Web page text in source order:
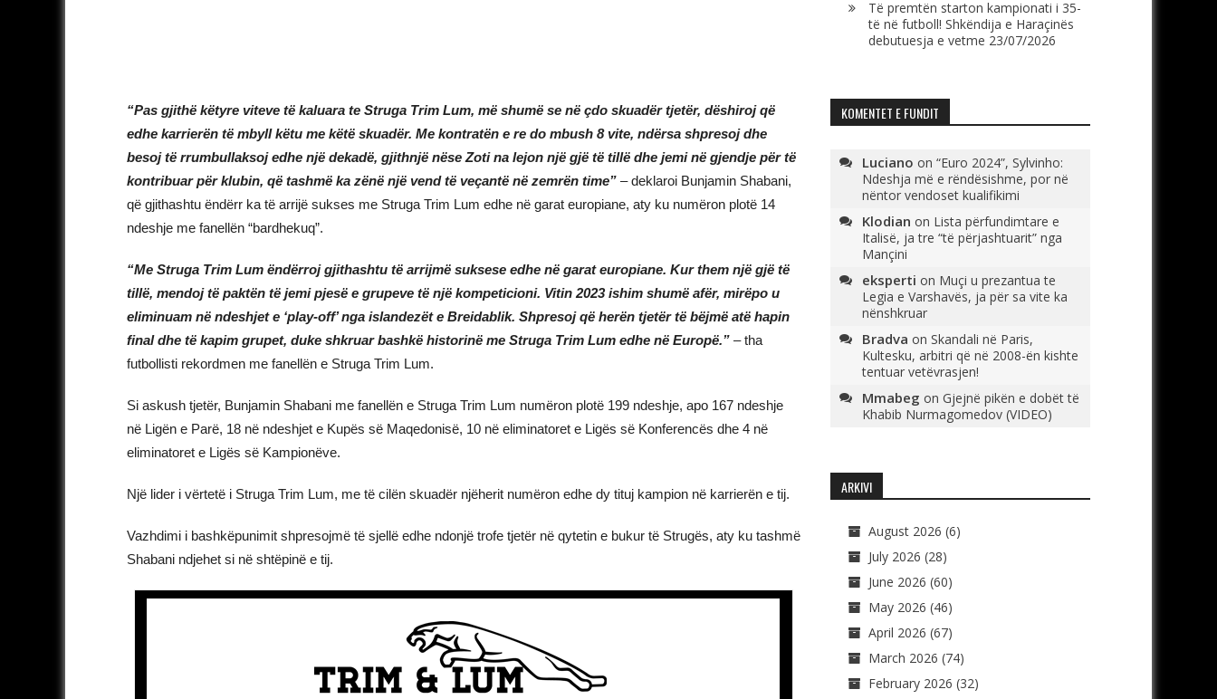
“Pas gjithë këtyre viteve të kaluara te Struga Trim Lum, më shumë se në çdo skuadër tjetër, dëshiroj që
edhe karrierën të mbyll këtu me këtë skuadër. Me kontratën e re do mbush 8 vite, ndërsa shpresoj dhe
besoj të rrumbullaksoj edhe një dekadë, gjithnjë nëse Zoti na lejon një gjë të tillë dhe jemi në gjendje për të
kontribuar për klubin, që tashmë ka zënë një vend të veçantë në zemrën time” – deklaroi Bunjamin Shabani,
që gjithashtu ëndërr ka të arrijë sukses me Struga Trim Lum edhe në garat europiane, aty ku numëron plotë 14
ndeshje me fanellën “bardhekuq”.
“Me Struga Trim Lum ëndërroj gjithashtu të arrijmë suksese edhe në garat europiane. Kur them një gjë të
tillë, mendoj të paktën të jemi pjesë e grupeve të një kompeticioni. Vitin 2023 ishim shumë afër, mirëpo u
eliminuam në ndeshjet e ‘play-off’ nga islandezët e Breidablik. Shpresoj që herën tjetër të bëjmë atë hapin
final dhe të kapim grupet, duke shkruar bashkë historinë me Struga Trim Lum edhe në Europë.” – tha
futbollisti rekordmen me fanellën e Struga Trim Lum.
Si askush tjetër, Bunjamin Shabani me fanellën e Struga Trim Lum numëron plotë 199 ndeshje, apo 167 ndeshje
në Ligën e Parë, 18 në ndeshjet e Kupës së Maqedonisë, 10 në eliminatoret e Ligës së Konferencës dhe 4 në
eliminatoret e Ligës së Kampionëve.
Një lider i vërtetë i Struga Trim Lum, me të cilën skuadër njëherit numëron edhe dy tituj kampion në karrierën e tij.
Vazhdimi i bashkëpunimit shpresojmë të sjellë edhe ndonjë trofe tjetër në qytetin e bukur të Strugës, aty ku tashmë
Shabani ndjehet si në shtëpinë e tij.
Të premtën starton kampionati i 35-
të në futboll! Shkëndija e Haraçinës
debutuesja e vetme 23/07/2026
KOMENTET E FUNDIT
Luciano on “Euro 2024”, Sylvinho:
Ndeshja më e rëndësishme, por në
nëntor vendoset kualifikimi
Klodian on Lista përfundimtare e
Italisë, ja tre “të përjashtuarit” nga
Mançini
eksperti on Muçi u prezantua te
Legia e Varshavës, ja për sa vite ka
nënshkruar
Bradva on Skandali në Paris,
Kultesku, arbitri që në 2008-ën kishte
tentuar vetëvrasjen!
Mmabeg on Gjejnë pikën e dobët të
Khabib Nurmagomedov (VIDEO)
ARKIVI
August 2026 (6)
July 2026 (28)
June 2026 (60)
May 2026 (46)
April 2026 (67)
March 2026 (74)
February 2026 (32)